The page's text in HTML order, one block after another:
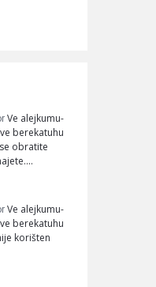
Ve alejkumu-
berekatuhu
obratite
Ve alejkumu-
berekatuhu
korišten